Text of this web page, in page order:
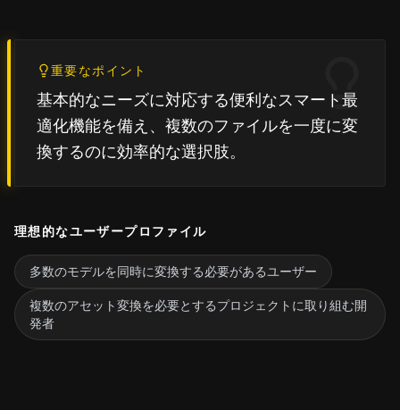
重要なポイント
基本的なニーズに対応する便利なスマート最
適化機能を備え、複数のファイルを一度に変
換するのに効率的な選択肢。
理想的なユーザープロファイル
多数のモデルを同時に変換する必要があるユーザー
複数のアセット変換を必要とするプロジェクトに取り組む開
発者